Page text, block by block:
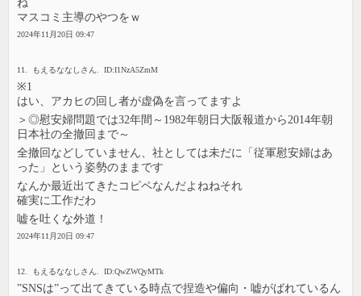
ね
マスコミ主導のやつをｗ
2024年11月20日 09:47
11. もえるななしさん. ID:I1NzA5ZmM
※1
はい、アカヒの回し者が虚偽を言ってますよ
＞◎慰安婦問題では32年間～1982年朝日大阪報道から2014年朝
日本社の全撤回まで～
全撤回などしていません、社としては未だに「従軍慰安婦はあ
った」という姿勢のままです
なんか最近出てきたコピペなんだよねねそれ
確実に工作だわ
嘘を吐くな外道！
2024年11月20日 09:47
12. もえるななしさん. ID:QwZWQyMTk
”SNSは”って出てきている時点で捏造や偏向・嘘がばれているん